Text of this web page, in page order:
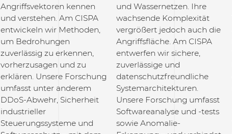
Angriffsvektoren kennen
und verstehen. Am CISPA
entwickeln wir Methoden,
um Bedrohungen
zuverlässig zu erkennen,
vorherzusagen und zu
erklären. Unsere Forschung
umfasst unter anderem
DDoS-Abwehr, Sicherheit
industrieller
Steuerungssysteme und
und Wassernetzen. Ihre
wachsende Komplexität
vergrößert jedoch auch die
Angriffsfläche. Am CISPA
entwerfen wir sichere,
zuverlässige und
datenschutzfreundliche
Systemarchitekturen.
Unsere Forschung umfasst
Softwareanalyse und -tests
sowie Anomalie-